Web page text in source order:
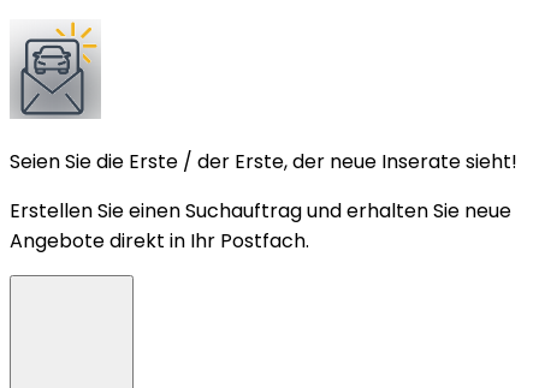
Seien Sie die Erste / der Erste, der neue Inserate sieht!
Erstellen Sie einen Suchauftrag und erhalten Sie neue
Angebote direkt in Ihr Postfach.